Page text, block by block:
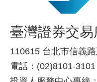
臺灣證券交易
110615 台北市信義
電話：(02)8101-3101